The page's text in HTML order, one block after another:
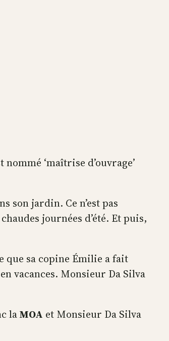
‘maîtrise d’ouvrage’
son jardin. Ce n’est pas
journées d’été. Et puis,
que sa copine Émilie a fait
vacances. Monsieur Da Silva
laMOA et Monsieur Da Silva